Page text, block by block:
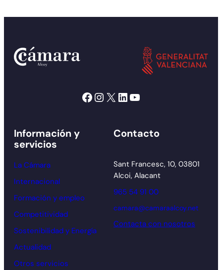
Facebook Instagram X LinkedIn YouTube
Información y
servicios
La Cámara
Internacional
Formación y empleo
Competitividad
Sostenibilidad y Energía
Actualidad
Otros servicios
Contacto
Sant Francesc, 10, 03801
Alcoi, Alacant
965 54 91 00
camara@camaraalcoy.net
Contacta con nosotros